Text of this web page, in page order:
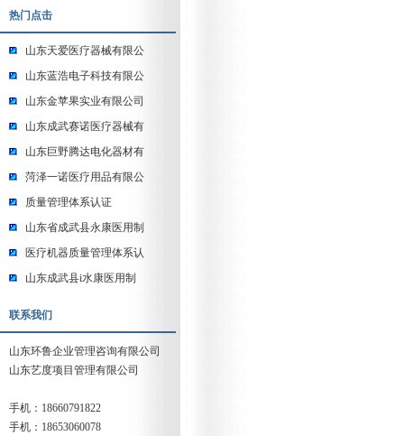
热门点击
山东天爱医疗器械有限公
山东蓝浩电子科技有限公
山东金苹果实业有限公司
山东成武赛诺医疗器械有
山东巨野腾达电化器材有
菏泽一诺医疗用品有限公
质量管理体系认证
山东省成武县永康医用制
医疗机器质量管理体系认
山东成武县i水康医用制
联系我们
山东环鲁企业管理咨询有限公司
山东艺度项目管理有限公司
手机：18660791822
手机：18653060078